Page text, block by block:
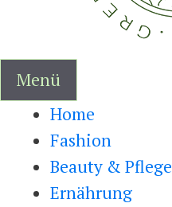
Menü
Home
Fashion
Beauty & Pflege
Ernährung